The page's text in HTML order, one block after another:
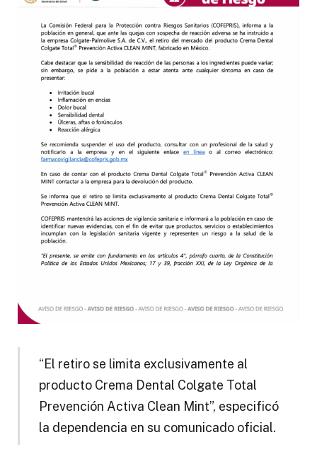
“El retiro se limita exclusivamente al
producto Crema Dental Colgate Total
Prevención Activa Clean Mint”, especificó
la dependencia en su comunicado oficial.